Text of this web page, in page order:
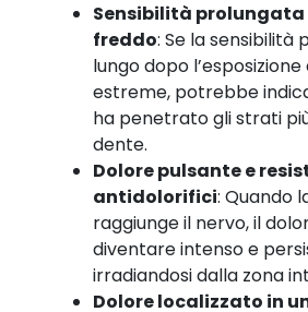
Sensibilità prolungata
freddo: Se la sensibilità
lungo dopo
estreme, potrebbe
ha penetrato gli strati
dente.
Dolore pulsante e
antidolorifici: Quando
raggiunge il nervo, il
diventare intenso e
irradiandosi dalla zona
Dolore localizzato in